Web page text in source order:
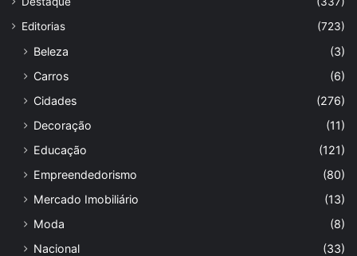
Editorias
(723)
Beleza
(3)
Carros
(6)
Cidades
(276)
Decoração
(11)
Educação
(121)
Empreendedorismo
(80)
Mercado Imobiliário
(13)
Moda
(8)
Nacional
(33)